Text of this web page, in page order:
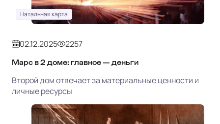
Натальная карта
02.12.2025 2257
Марс в 2 доме: главное — деньги
Второй дом отвечает за материальные ценности и
личные ресурсы